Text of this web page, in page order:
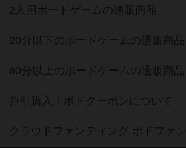
2人用ボードゲームの通販商品
20分以下のボードゲームの通販商品
60分以上のボードゲームの通販商品
割引購入！ボドクーポンについて
クラウドファンディング ボドファン